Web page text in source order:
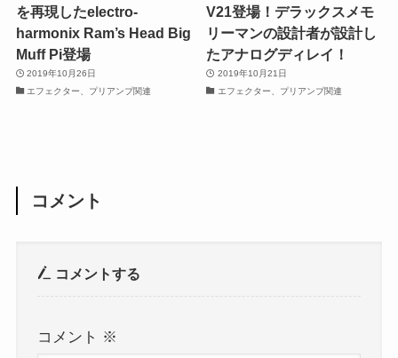
を再現したelectro-
harmonix Ram’s Head Big
Muff Pi登場
2019年10月26日
エフェクター、プリアンプ関連
V21登場！デラックスメモ
リーマンの設計者が設計し
たアナログディレイ！
2019年10月21日
エフェクター、プリアンプ関連
コメント
コメントする
コメント ※